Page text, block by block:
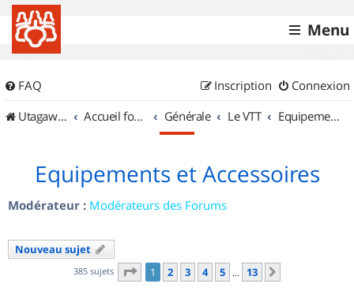
Menu
FAQ Connexion
Inscription
UtagawaVTT (Randos VTT et VTTAE avec traces GPS)
Accueil forum Générale Le VTT Equipements et Accessoires
Equipements et Accessoires
Modérateur : Modérateurs des Forums
Nouveau sujet
385 sujets Page 1sur
1 2 3 4 5 … 13